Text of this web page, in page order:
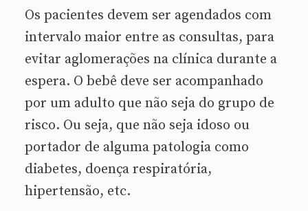
Os pacientes devem ser agendados com
intervalo maior entre as consultas, para
evitar aglomerações na clínica durante a
espera. O bebê deve ser acompanhado
por um adulto que não seja do grupo de
risco. Ou seja, que não seja idoso ou
portador de alguma patologia como
diabetes, doença respiratória,
hipertensão, etc.